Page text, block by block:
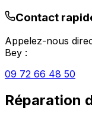
Contact
Appelez-nous
Bey :
09 72 66 48 50
Réparation